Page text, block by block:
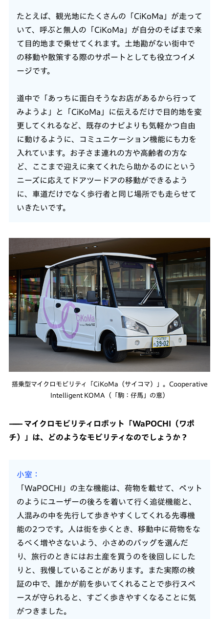
たとえば、観光地にたくさんの「CiKoMa」が走って
いて、呼ぶと無人の「CiKoMa」が自分のそばまで来
て目的地まで乗せてくれます。土地勘がない街中で
の移動や散策する際のサポートとしても役立つイメ
ージです。
道中で「あっちに面白そうなお店があるから行って
みようよ」と「CiKoMa」に伝えるだけで目的地を変
更してくれるなど、既存のナビよりも気軽かつ自由
に動けるように、コミュニケーション機能にも力を
入れています。お子さま連れの方や高齢者の方な
ど、ここまで迎えに来てくれたら助かるのにという
ニーズに応えてドアツードアの移動ができるよう
に、車道だけでなく歩行者と同じ場所でも走らせて
いきたいです。
搭乗型マイクロモビリティ「CiKoMa（サイコマ）」。Cooperative
Intelligent KOMA（「駒：仔馬」の意）
マイクロモビリティロボット「WaPOCHI（ワポ
チ）」は、どのようなモビリティなのでしょうか？
小室
「WaPOCHI」の主な機能は、荷物を載せて、ペット
のようにユーザーの後ろを着いて行く追従機能と、
人混みの中を先行して歩きやすくしてくれる先導機
能の2つです。人は街を歩くとき、移動中に荷物をな
るべく増やさないよう、小さめのバッグを選んだ
り、旅行のときにはお土産を買うのを後回しにした
りと、我慢していることがあります。また実際の検
証の中で、誰かが前を歩いてくれることで歩行スペ
ースが守られると、すごく歩きやすくなることに気
がつきました。